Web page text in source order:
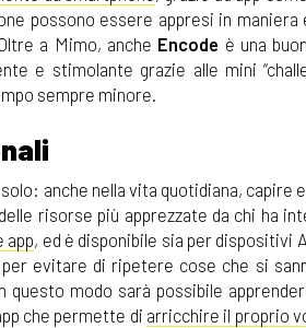
possono essere appresi in
a Mimo, anche Encode è una
e stimolante grazie alle mini
sempre minore.
anche nella vita quotidiana, capire
risorse più apprezzate da chi ha
app, ed è disponibile sia per dispositivi
evitare di ripetere cose che si
modo sarà possibile
che permette di arricchire il proprio